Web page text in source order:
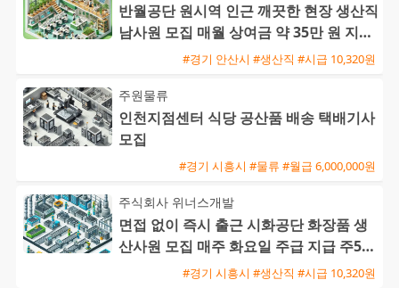
반월공단 원시역 인근 깨끗한 현장 생산직
남사원 모집 매월 상여금 약 35만 원 지급
및 삼시세끼 제공#경기 안산시 #생산직 #시급 10,320원
주원물류
인천지점센터 식당 공산품 배송 택배기사
모집
#경기 시흥시 #물류 #월급 6,000,000원
주식회사 위너스개발
면접 없이 즉시 출근 시화공단 화장품 생
산사원 모집 매주 화요일 주급 지급 주5일
#경기 시흥시 #생산직 #시급 10,320원